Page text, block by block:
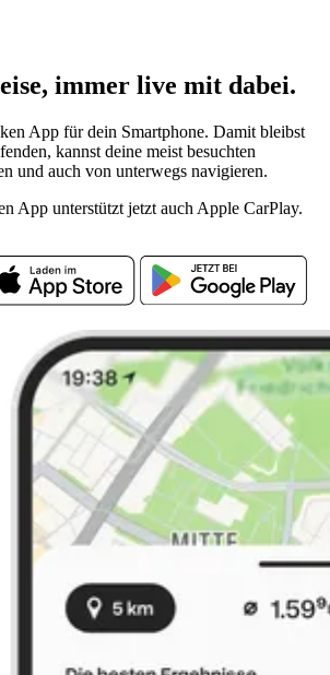
immer live mit dabei.
App für dein Smartphone. Damit bleibst
kannst deine meist besuchten
und auch von unterwegs navigieren.
App unterstützt jetzt auch Apple CarPlay.